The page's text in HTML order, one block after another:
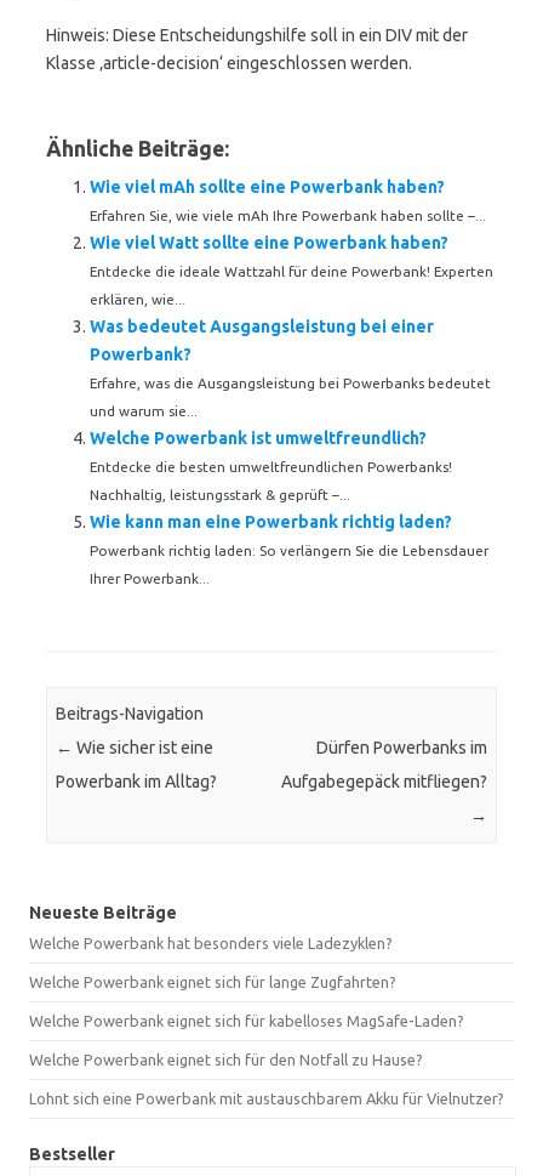
Hinweis: Diese Entscheidungshilfe soll in ein DIV mit der
Klasse ‚article-decision‘ eingeschlossen werden.
Ähnliche Beiträge:
Wie viel mAh sollte eine Powerbank haben?
Erfahren Sie, wie viele mAh Ihre Powerbank haben sollte –...
Wie viel Watt sollte eine Powerbank haben?
Entdecke die ideale Wattzahl für deine Powerbank! Experten
erklären, wie...
Was bedeutet Ausgangsleistung bei einer
Powerbank?
Erfahre, was die Ausgangsleistung bei Powerbanks bedeutet
und warum sie...
Welche Powerbank ist umweltfreundlich?
Entdecke die besten umweltfreundlichen Powerbanks!
Nachhaltig, leistungsstark & geprüft –...
Wie kann man eine Powerbank richtig laden?
Powerbank richtig laden: So verlängern Sie die Lebensdauer
Ihrer Powerbank...
Beitrags-Navigation
← Wie sicher ist eine
Powerbank im Alltag?
Dürfen Powerbanks im
Aufgabegepäck mitfliegen?
→
Neueste Beiträge
Welche Powerbank hat besonders viele Ladezyklen?
Welche Powerbank eignet sich für lange Zugfahrten?
Welche Powerbank eignet sich für kabelloses MagSafe-Laden?
Welche Powerbank eignet sich für den Notfall zu Hause?
Lohnt sich eine Powerbank mit austauschbarem Akku für Vielnutzer?
Bestseller